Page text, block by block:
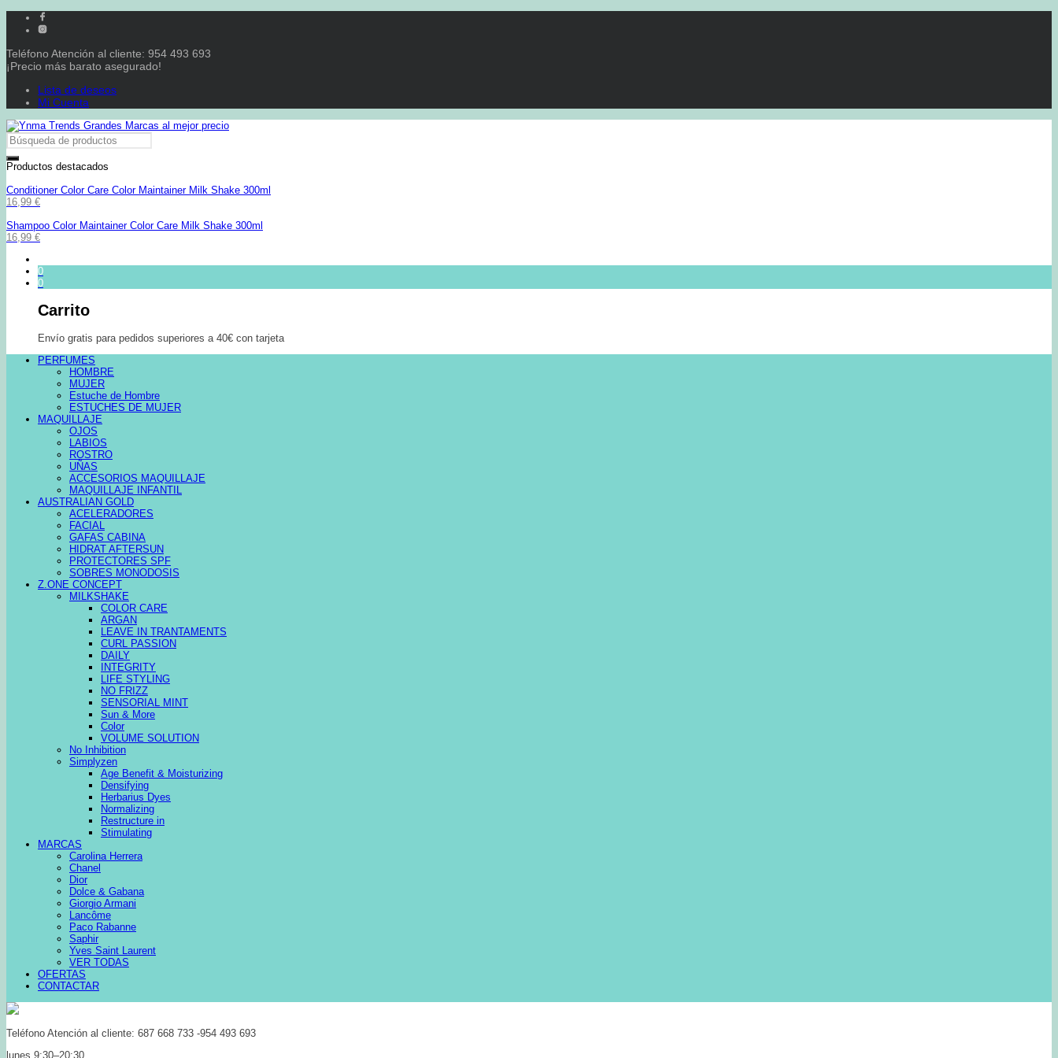
Teléfono Atención al cliente: 954 493 693
¡Precio más barato asegurado!
Lista de deseos
Mi Cuenta
Productos destacados
Conditioner Color Care Color Maintainer Milk Shake 300ml
16,99 €
Shampoo Color Maintainer Color Care Milk Shake 300ml
16,99 €
0
0
Carrito
Envío gratis para pedidos superiores a 40€ con tarjeta
PERFUMES
HOMBRE
MUJER
Estuche de Hombre
ESTUCHES DE MUJER
MAQUILLAJE
OJOS
LABIOS
ROSTRO
UÑAS
ACCESORIOS MAQUILLAJE
MAQUILLAJE INFANTIL
AUSTRALIAN GOLD
ACELERADORES
FACIAL
GAFAS CABINA
HIDRAT AFTERSUN
PROTECTORES SPF
SOBRES MONODOSIS
Z.ONE CONCEPT
MILKSHAKE
COLOR CARE
ARGAN
LEAVE IN TRANTAMENTS
CURL PASSION
DAILY
INTEGRITY
LIFE STYLING
NO FRIZZ
SENSORIAL MINT
Sun & More
Color
VOLUME SOLUTION
No Inhibition
Simplyzen
Age Benefit & Moisturizing
Densifying
Herbarius Dyes
Normalizing
Restructure in
Stimulating
MARCAS
Carolina Herrera
Chanel
Dior
Dolce & Gabana
Giorgio Armani
Lancôme
Paco Rabanne
Saphir
Yves Saint Laurent
VER TODAS
OFERTAS
CONTACTAR
Teléfono Atención al cliente: 687 668 733 -954 493 693
lunes 9:30–20:30